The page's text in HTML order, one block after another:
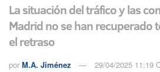
La situación del tráfico y las
Madrid no se han recuperado
el retraso
por M.A. Jiménez 29/04/2025 11:19